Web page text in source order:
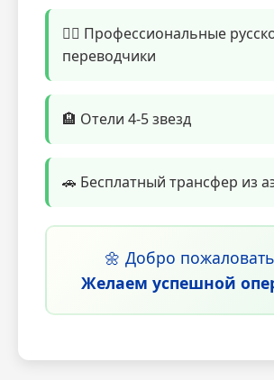
👨‍⚕️ Профессиональные
переводчики
🏨 Отели 4-5 звезд
🚗 Бесплатный трансфер из
🌼 Добро
Желаем успешной